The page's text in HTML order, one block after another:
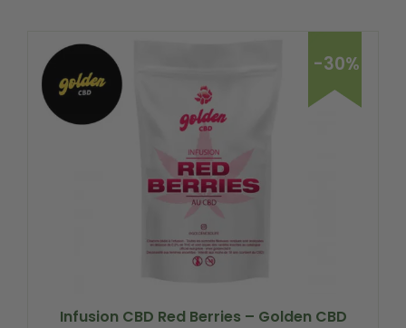
-30%
Infusion CBD Red Berries – Golden CBD